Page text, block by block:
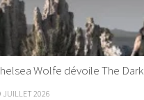
Wolfe dévoile The Dark
JUILLET 2026